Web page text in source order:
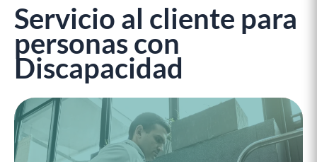
Servicio al cliente para
personas con
Discapacidad
Servicio
al
cliente
para
personas
Discapacidad
cantidad